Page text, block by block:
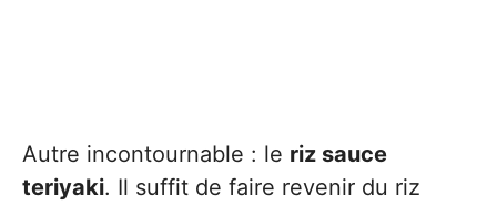
Autre incontournable : le riz sauce
teriyaki. Il suffit de faire revenir du riz